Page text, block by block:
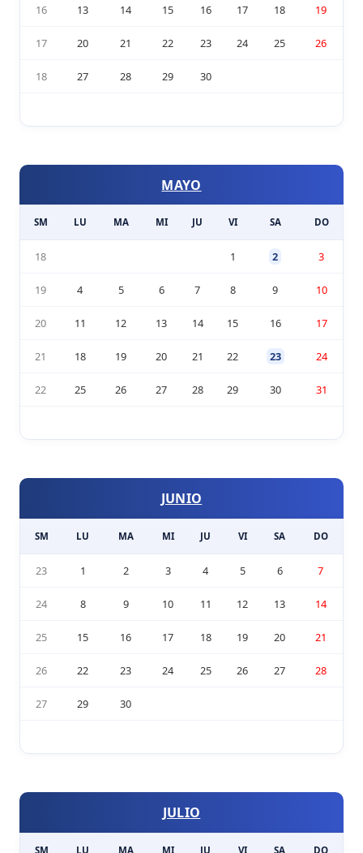
16 13 14 15 16 17 18 19
17 20 21 22 23 24 25 26
18 27 28 29 30
MAYO
SM LU MA MI JU VI SA DO
18 1 2 3
19 4 5 6 7 8 9 10
20 11 12 13 14 15 16 17
21 18 19 20 21 22 23 24
22 25 26 27 28 29 30 31
JUNIO
SM LU MA MI JU VI SA DO
23 1 2 3 4 5 6 7
24 8 9 10 11 12 13 14
25 15 16 17 18 19 20 21
26 22 23 24 25 26 27 28
27 29 30
JULIO
SM LU MA MI JU VI SA DO